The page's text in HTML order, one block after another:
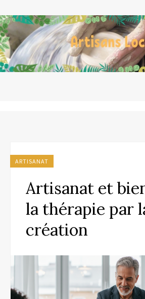
ARTISANAT
Artisanat et
la thérapie par
création